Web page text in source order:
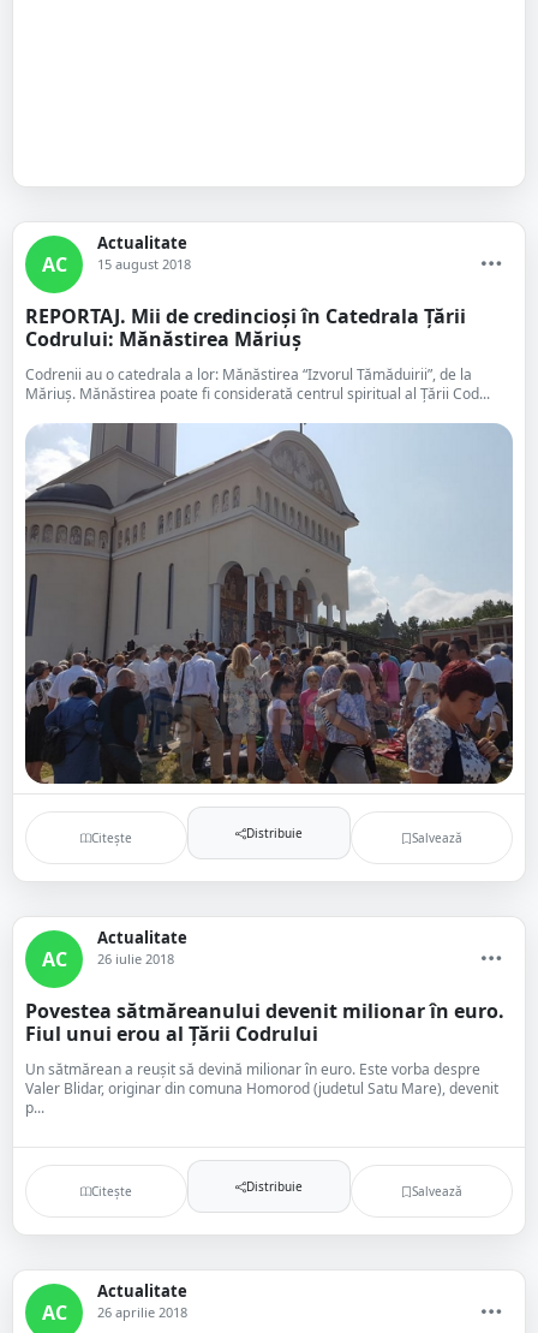
AC
Actualitate
15 august 2018
REPORTAJ. Mii de credincioși în Catedrala Țării
Codrului: Mănăstirea Măriuș
Codrenii au o catedrala a lor: Mănăstirea “Izvorul Tămăduirii”, de la
Măriuș. Mănăstirea poate fi considerată centrul spiritual al Țării Cod...
Citește Distribuie Salvează
AC
Actualitate
26 iulie 2018
Povestea sătmăreanului devenit milionar în euro.
Fiul unui erou al Țării Codrului
Un sătmărean a reușit să devină milionar în euro. Este vorba despre
Valer Blidar, originar din comuna Homorod (judetul Satu Mare), devenit
p...
Citește Distribuie Salvează
AC
Actualitate
26 aprilie 2018